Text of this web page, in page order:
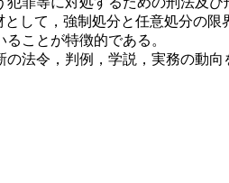
して，強制処分と任意処分の
ことが特徴的である。
法令，判例，学説，実務の動向